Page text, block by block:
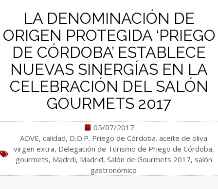
LA DENOMINACIÓN DE
ORIGEN PROTEGIDA ‘PRIEGO
DE CÓRDOBA’ ESTABLECE
NUEVAS SINERGÍAS EN LA
CELEBRACIÓN DEL SALÓN
GOURMETS 2017
05/07/2017
AOVE, calidad, D.O.P. Priego de Córdoba. aceite de oliva
virgen extra, Delegación de Turismo de Priego de Córdoba,
gourmets, Madrdi, Madrid, Salón de Gourmets 2017, salón
gastronómico